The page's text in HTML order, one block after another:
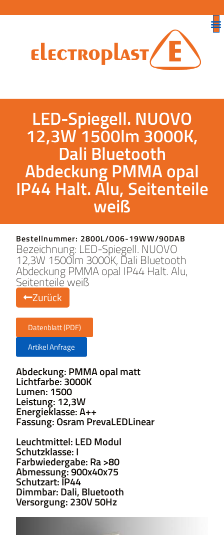
LED-Spiegell. NUOVO
12,3W 1500lm 3000K,
Dali Bluetooth
Abdeckung PMMA opal
IP44 Halt. Alu, Seitenteile
weiß
Bestellnummer: 2800L/O06-19WW/90DAB
Bezeichnung: LED-Spiegell. NUOVO
12,3W 1500lm 3000K, Dali Bluetooth
Abdeckung PMMA opal IP44 Halt. Alu,
Seitenteile weiß
Zurück
Datenblatt (PDF)
Artikel Anfrage
Abdeckung: PMMA opal matt
Lichtfarbe: 3000K
Lumen: 1500
Leistung: 12,3W
Energieklasse: A++
Fassung: Osram PrevaLEDLinear
Leuchtmittel: LED Modul
Schutzklasse: I
Farbwiedergabe: Ra >80
Abmessung: 900x40x75
Schutzart: IP44
Dimmbar: Dali, Bluetooth
Versorgung: 230V 50Hz